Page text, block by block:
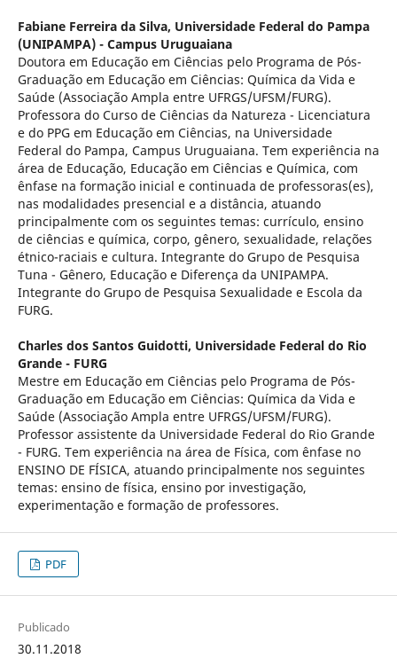
Fabiane Ferreira da Silva, Universidade Federal do Pampa
(UNIPAMPA) - Campus Uruguaiana
Doutora em Educação em Ciências pelo Programa de Pós-
Graduação em Educação em Ciências: Química da Vida e
Saúde (Associação Ampla entre UFRGS/UFSM/FURG).
Professora do Curso de Ciências da Natureza - Licenciatura
e do PPG em Educação em Ciências, na Universidade
Federal do Pampa, Campus Uruguaiana. Tem experiência na
área de Educação, Educação em Ciências e Química, com
ênfase na formação inicial e continuada de professoras(es),
nas modalidades presencial e a distância, atuando
principalmente com os seguintes temas: currículo, ensino
de ciências e química, corpo, gênero, sexualidade, relações
étnico-raciais e cultura. Integrante do Grupo de Pesquisa
Tuna - Gênero, Educação e Diferença da UNIPAMPA.
Integrante do Grupo de Pesquisa Sexualidade e Escola da
FURG.
Charles dos Santos Guidotti, Universidade Federal do Rio
Grande - FURG
Mestre em Educação em Ciências pelo Programa de Pós-
Graduação em Educação em Ciências: Química da Vida e
Saúde (Associação Ampla entre UFRGS/UFSM/FURG).
Professor assistente da Universidade Federal do Rio Grande
- FURG. Tem experiência na área de Física, com ênfase no
ENSINO DE FÍSICA, atuando principalmente nos seguintes
temas: ensino de física, ensino por investigação,
experimentação e formação de professores.
PDF
Publicado
30.11.2018